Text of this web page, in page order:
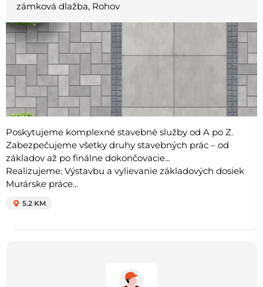
zámková dlažba, Rohov
Poskytujeme komplexné stavebné služby od A po Z.
Zabezpečujeme všetky druhy stavebných prác – od
základov až po finálne dokončovacie...
Realizujeme: Výstavbu a vylievanie základových dosiek
Murárske práce...
5.2 KM